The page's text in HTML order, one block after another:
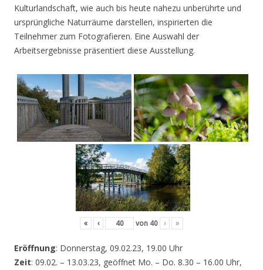
Kulturlandschaft, wie auch bis heute nahezu unberührte und
ursprüngliche Naturräume darstellen, inspirierten die
Teilnehmer zum Fotografieren. Eine Auswahl der
Arbeitsergebnisse präsentiert diese Ausstellung.
« ‹ von 40 › »
Eröffnung: Donnerstag, 09.02.23, 19.00 Uhr
Zeit: 09.02. – 13.03.23, geöffnet Mo. – Do. 8.30 – 16.00 Uhr,